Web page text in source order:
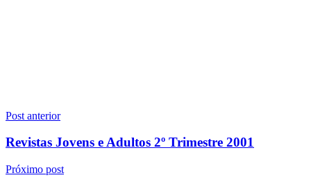
Navegação
de
Post anterior
Revistas Jovens e Adultos 2º Trimestre 2001
Próximo post